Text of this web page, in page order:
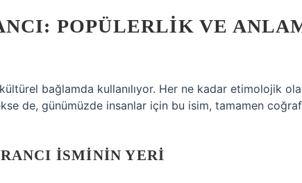
POPÜLERLIK VE
bağlamda kullanılıyor. Her ne kadar etimolojik
de, günümüzde insanlar için bu isim, tamamen
İSMININ YERI